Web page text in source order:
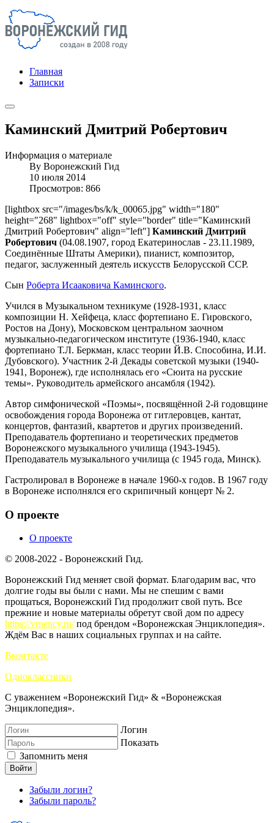
Главная
Записки
Каминский Дмитрий Робертович
Информация о материале
By Воронежский Гид
10 июля 2014
Просмотров: 866
[lightbox src="/images/bs/k/k_00065.jpg" width="180"
height="268" lightbox="off" style="border" title="Каминский
Дмитрий Робертович" align="left"] Каминский Дмитрий
Робертович (04.08.1907, город Екатеринослав - 23.11.1989,
Соединённые Штаты Америки), пианист, композитор,
педагог, заслуженный деятель искусств Белорусской ССР.
Сын Роберта Исааковича Каминского.
Учился в Музыкальном техникуме (1928-1931, класс
композиции Н. Хейфеца, класс фортепиано Е. Гировского,
Ростов на Дону), Московском центральном заочном
музыкально-педагогическом институте (1936-1940, класс
фортепиано Т.Л. Беркман, класс теории Й.В. Способина, И.И.
Дубовского). Участник 2-й Декады советской музыки (1940-
1941, Воронеж), где исполнялась его «Сюита на русские
темы». Руководитель армейского ансамбля (1942).
Автор симфонической «Поэмы», посвящённой 2-й годовщине
освобождения города Воронежа от гитлеровцев, кантат,
концертов, фантазий, квартетов и других произведений.
Преподаватель фортепиано и теоретических предметов
Воронежского музыкального училища (1943-1945).
Преподаватель музыкального училища (с 1945 года, Минск).
Гастролировал в Воронеже в начале 1960-х годов. В 1967 году
в Воронеже исполнялся его скрипичный концерт № 2.
О проекте
О проекте
© 2008-2022 - Воронежский Гид.
Воронежский Гид меняет свой формат. Благодарим вас, что
долгие годы вы были с нами. Мы не спешим с вами
прощаться, Воронежский Гид продолжит свой путь. Все
прежние и новые материалы обретут свой дом по адресу
https://vrnency.ru/под брендом «Воронежская Энциклопедия».
Ждём Вас в наших социальных группах и на сайте.
Вконтакте
Одноклассники
С уважением «Воронежский Гид» & «Воронежская
Энциклопедия».
Логин
Показать
Запомнить меня
Войти
Забыли логин?
Забыли пароль?